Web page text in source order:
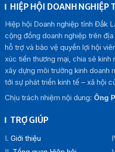
HIỆP HỘI DOANH NGHIỆP
Hiệp hội Doanh nghiệp tỉnh Đắk
cộng đồng doanh nghiệp trên
hỗ trợ và bảo vệ quyền lợi hội
xúc tiến thương mại, chia sẻ kinh
xây dựng môi trường kinh doanh
tới sự phát triển kinh tế – xã hội
Chịu trách nhiệm nội dung: Ông
TRỢ GIÚP
Giới thiệu